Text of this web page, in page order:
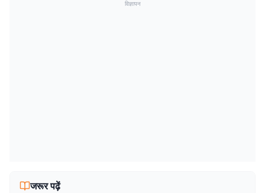
विज्ञापन
जरूर पढ़ें